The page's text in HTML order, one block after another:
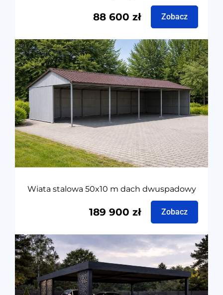
88 600 zł Zobacz
Wiata stalowa 50x10 m dach dwuspadowy
189 900 zł Zobacz